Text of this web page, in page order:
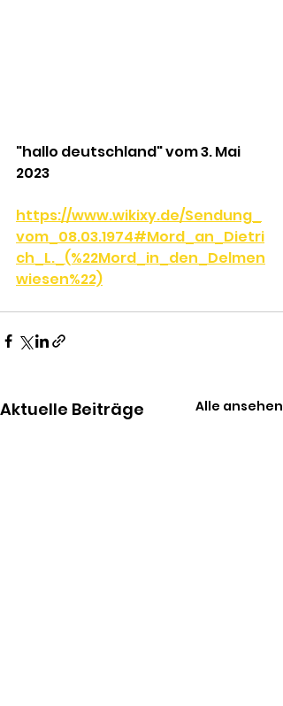
"hallo deutschland" vom 3. Mai
2023
https://www.wikixy.de/Sendung_
vom_08.03.1974#Mord_an_Dietri
ch_L._(%22Mord_in_den_Delmen
wiesen%22)
Aktuelle Beiträge Alle ansehen